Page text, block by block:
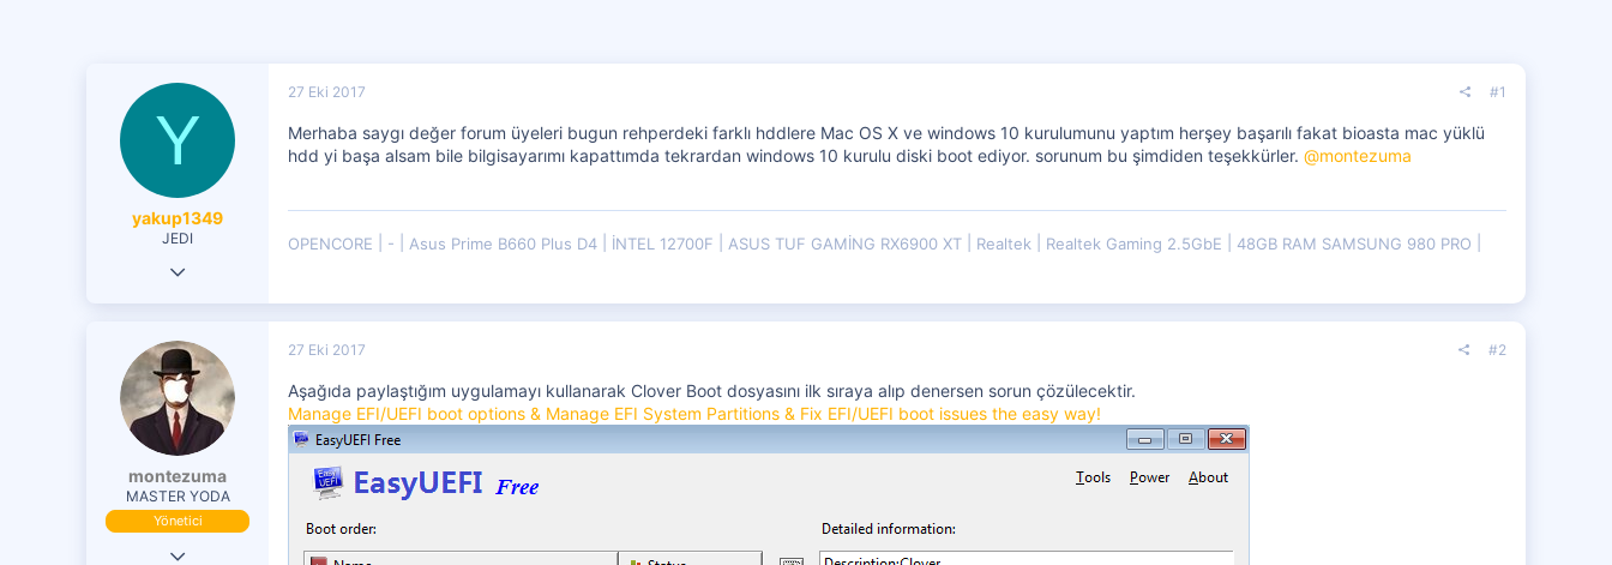
Y
yakup1349
JEDI
26 Eyl 2017
271
27 Eki 2017 #1
Merhaba saygı değer forum üyeleri bugun rehperdeki farklı hddlere Mac OS X ve windows 10 kurulumunu yaptım herşey başarılı fakat bioasta mac yüklü
hdd yi başa alsam bile bilgisayarımı kapattımda tekrardan windows 10 kurulu diski boot ediyor. sorunum bu şimdiden teşekkürler. @montezuma
OPENCORE - Asus Prime B660 Plus D4 İNTEL 12700F ASUS TUF GAMİNG RX6900 XT Realtek Realtek Gaming 2.5GbE 48GB RAM SAMSUNG 980 PRO
montezuma
MASTER YODA
Yönetici
19 Eki 2016
27 Eki 2017 #2
Aşağıda paylaştığım uygulamayı kullanarak Clover Boot dosyasını ilk sıraya alıp denersen sorun çözülecektir.
Manage EFI/UEFI boot options & Manage EFI System Partitions & Fix EFI/UEFI boot issues the easy way!